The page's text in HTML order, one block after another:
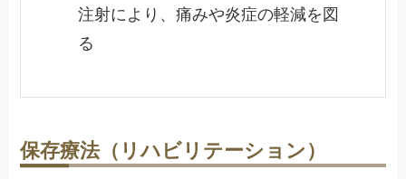
注射により、痛みや炎症の軽減を図
る
保存療法（リハビリテーション）